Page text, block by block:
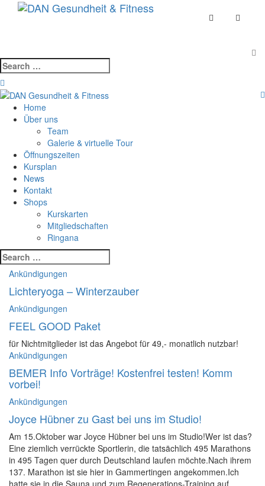
Toggle
Search
for:
Home
Über uns
Team
Galerie & virtuelle Tour
Öffnungszeiten
Kursplan
News
Kontakt
Shops
Kurskarten
Mitgliedschaften
Ringana
Search
for:
Ankündigungen
Lichteryoga – Winterzauber
Ankündigungen
FEEL GOOD Paket
für Nichtmitglieder ist das Angebot für 49,- monatlich nutzbar!
Ankündigungen
BEMER Info Vorträge! Kostenfrei testen! Komm
vorbei!
Ankündigungen
Joyce Hübner zu Gast bei uns im Studio!
Am 15.Oktober war Joyce Hübner bei uns im Studio!Wer ist das?
Eine ziemlich verrückte Sportlerin, die tatsächlich 495 Marathons
in 495 Tagen quer durch Deutschland laufen möchte.Nach ihrem
137. Marathon ist sie hier in Gammertingen angekommen.Ich